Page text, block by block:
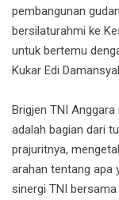
pembangunan
bersilaturahmi ke
untuk bertemu
Kukar Edi
Brigjen TNI
adalah bagian dari
prajuritnya,
arahan tentang apa
sinergi TNI